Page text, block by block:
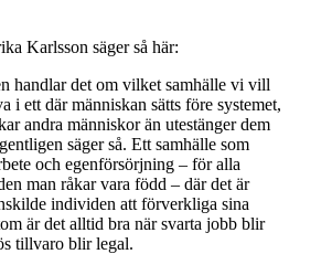
Karlsson säger så här:
handlar det om vilket samhälle vi vill
i ett där människan sätts före systemet,
andra människor än utestänger dem
säger så. Ett samhälle som
och egenförsörjning – för alla
man råkar vara född – där det är
individen att förverkliga sina
är det alltid bra när svarta jobb blir
tillvaro blir legal.